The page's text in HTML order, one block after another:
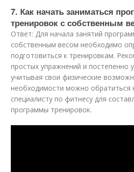
7. Как начать заниматься
тренировок с собственным
Ответ: Для начала занятий
собственным весом необходимо
подготовиться к тренировкам.
простых упражнений и постепенно
учитывая свои физические
необходимости можно обратиться
специалисту по фитнесу для
программы тренировок.